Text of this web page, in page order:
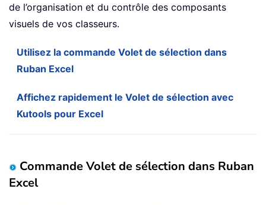
de l’organisation et du contrôle des composants
visuels de vos classeurs.
Utilisez la commande Volet de sélection dans
Ruban Excel
Affichez rapidement le Volet de sélection avec
Kutools pour Excel
Commande Volet de sélection dans Ruban
Excel